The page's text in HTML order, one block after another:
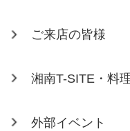
ご来店の皆様
湘南T-SITE・料
外部イベント